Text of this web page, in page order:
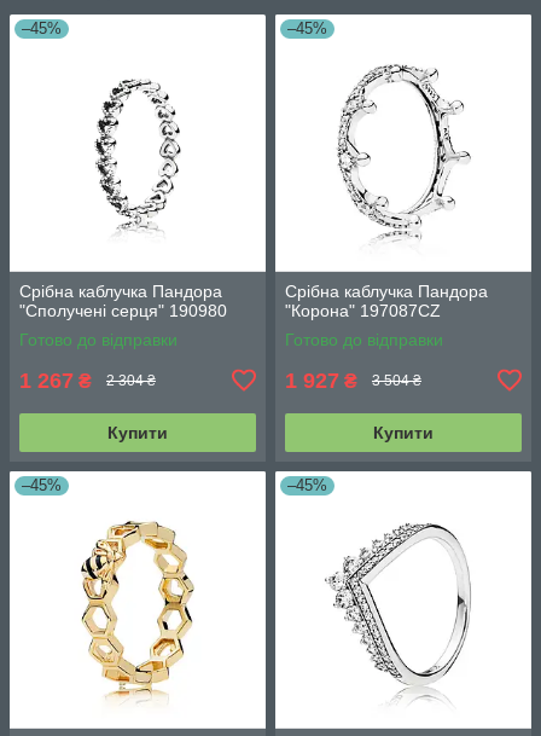
–45%
Срібна каблучка Пандора
"Сполучені серця" 190980
Готово до відправки
1 267 ₴ 2 304 ₴
Купити
–45%
Срібна каблучка Пандора
"Корона" 197087CZ
Готово до відправки
1 927 ₴ 3 504 ₴
Купити
–45% –45%